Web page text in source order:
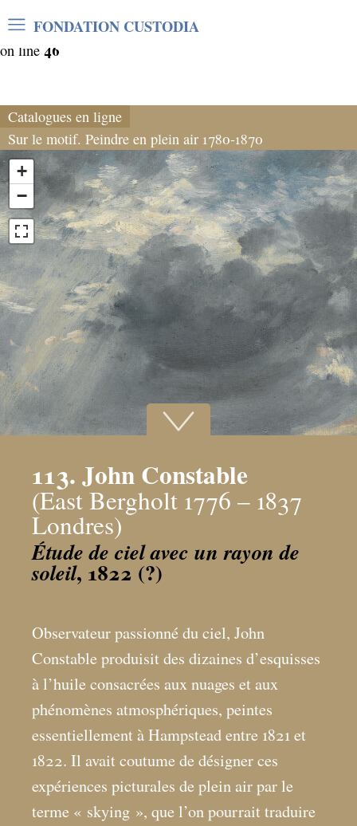
Warning: Undefined array key "var_mode" in
/home/clients/06cf3fb6db0bf3383064f508e4e3b220/
on line 46
FONDATION CUSTODIA
Catalogues en ligne
Sur le motif. Peindre en plein air 1780-1870
+
−
113. John Constable
(East Bergholt 1776 – 1837
Londres)
Étude de ciel avec un rayon de
soleil, 1822 (?)
Observateur passionné du ciel, John
Constable produisit des dizaines d’esquisses
à l’huile consacrées aux nuages et aux
phénomènes atmosphériques, peintes
essentiellement à Hampstead entre 1821 et
1822. Il avait coutume de désigner ces
expériences picturales de plein air par le
terme « skying », que l’on pourrait traduire